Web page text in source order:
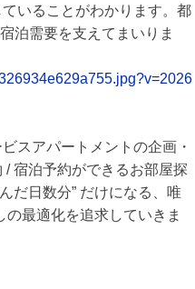
いることがわかります。都
泊需要を支えてまいりま
スアパートメントの企画・
宿泊予約ができるお部屋探
だ日数分” だけになる、唯
最適化を追求していきま